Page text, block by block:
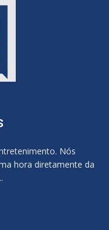
Nós
hora diretamente da